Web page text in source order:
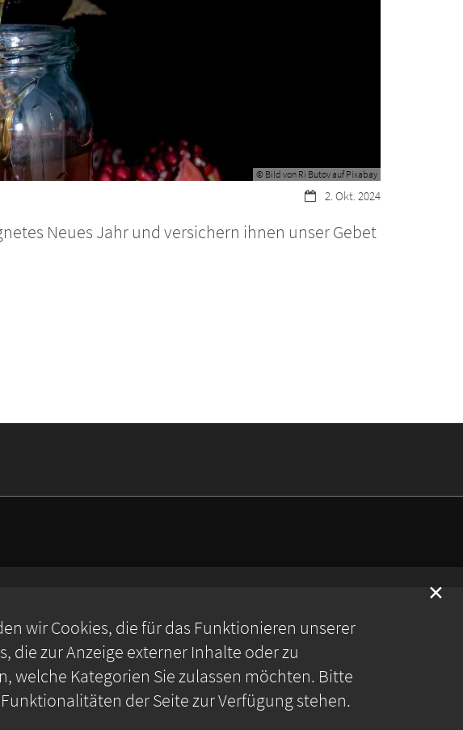
wir Cookies, die für das Funktionieren unserer
die zur Anzeige externer Inhalte oder zu
welche Kategorien Sie zulassen möchten. Bitte
der Seite zur Verfügung stehen.
✕
© Bild von Ri Butov auf Pixabay
Datum:2. Okt. 2024
Neues Jahr und versichern ihnen unser Gebet